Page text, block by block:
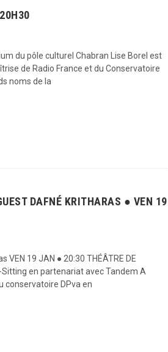
du pôle culturel Chabran Lise Borel est
de Radio France et du Conservatoire
noms de la
DAFNÉ KRITHARAS ● VEN 19
19 JAN ● 20:30 THÉÂTRE DE
Sitting en partenariat avec Tandem A
conservatoire DPva en